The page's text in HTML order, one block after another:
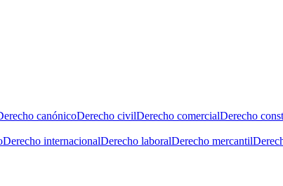
canónicoDerecho civilDerecho comercialDerecho
Derecho internacionalDerecho laboralDerecho mercantil